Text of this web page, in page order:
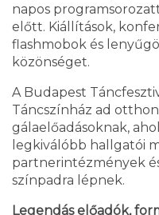
napos
előtt. Kiállítások,
flashmobok és
közönséget.
A Budapest
Táncszínház ad
gálaelőadásoknak,
legkiválóbb hallgatói
partnerintézmények
színpadra lépnek.
Legendás előadók,